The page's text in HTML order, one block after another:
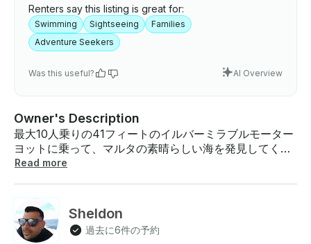
Renters say this listing is great for:
Swimming Sightseeing
Families
Adventure Seekers
Was this useful? AI Overview
Owner's Description
最大10人乗りの41フィートのイルバーミラブルモーター
ヨットに乗って、マルタの素晴らしい海を発見してくだ
さい。 至福の贅沢なチャーター体験への玄関口、イルヴ
であり、お客様のあらゆる要望に応えるように設計され
ています 。メインデッキに足を踏み入れると、シンク、
コンロ、冷蔵庫を備えた設備の整った簡易キッチンがあ
Read more
Sheldon
過去に6件の予約